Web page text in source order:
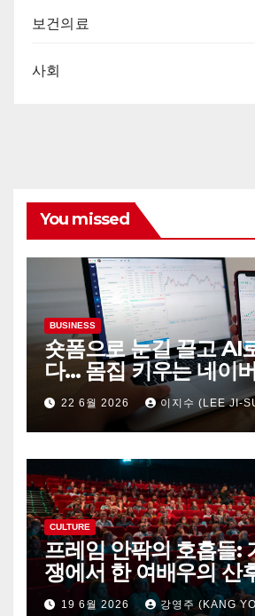
보건의료
사회
You missed
BUSINESS
숏폼으로 눈길 끌고 AI
다… 몸집 키우는 네이버
생태계
22 6월 2026 이지수 (LEE JI-
CULTURE
프레임 안팎의 호흡들:
쟁에서 한 여배우의 산
지19 6월 2026 강영주 (KANG